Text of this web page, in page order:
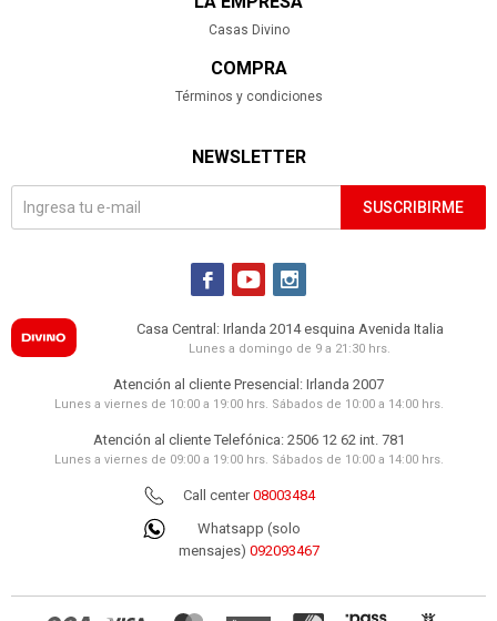
Casas Divino
COMPRA
Términos y condiciones
NEWSLETTER
SUSCRIBIRME
  
Casa Central: Irlanda 2014 esquina Avenida Italia
Lunes a domingo de 9 a 21:30 hrs.
Atención al cliente Presencial: Irlanda 2007
Lunes a viernes de 10:00 a 19:00 hrs. Sábados de 10:00 a 14:00 hrs.
Atención al cliente Telefónica: 2506 12 62 int. 781
Lunes a viernes de 09:00 a 19:00 hrs. Sábados de 10:00 a 14:00 hrs.
Call center08003484
Whatsapp (solo
mensajes) 092093467